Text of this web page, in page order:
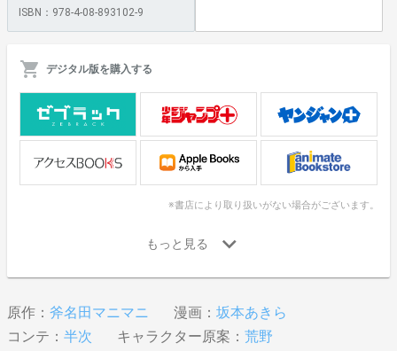
ISBN：978-4-08-893102-9
デジタル版を購入する
※書店により取り扱いがない場合がございます。
原作： 斧名田マニマニ 漫画： 坂本あきら
コンテ： 半次 キャラクター原案： 荒野